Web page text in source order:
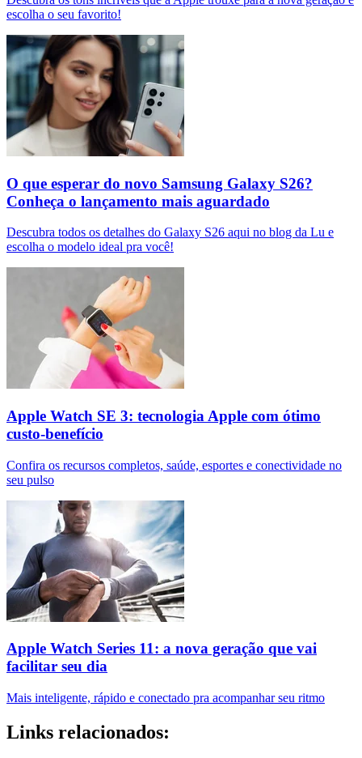
escolha o seu favorito!
O que esperar do novo Samsung Galaxy S26?
Conheça o lançamento mais aguardado
Descubra todos os detalhes do Galaxy S26 aqui no blog da Lu e
escolha o modelo ideal pra você!
Apple Watch SE 3: tecnologia Apple com ótimo
custo-benefício
Confira os recursos completos, saúde, esportes e conectividade no
seu pulso
Apple Watch Series 11: a nova geração que vai
facilitar seu dia
Mais inteligente, rápido e conectado pra acompanhar seu ritmo
Links relacionados: